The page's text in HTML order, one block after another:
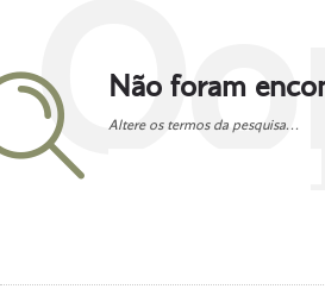
Não foram
Altere os termos da pesquisa...